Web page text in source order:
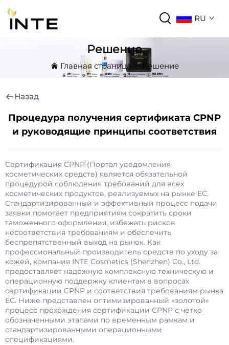
RU
Решение
Главная страница > Решение
Назад
Процедура получения сертификата CPNP
и руководящие принципы соответствия
Сертификация CPNP (Портал уведомления
косметических средств) является обязательной
процедурой соблюдения требований для всех
косметических продуктов, реализуемых на рынке ЕС.
Стандартизированный и эффективный процесс подачи
заявки помогает предприятиям сократить сроки
таможенного оформления, избежать рисков
несоответствия требованиям и обеспечить
беспрепятственный выход на рынок. Как
профессиональный производитель средств по уходу за
кожей, компания INTE Cosmetics (Shenzhen) Co., Ltd.
предоставляет надёжную комплексную техническую и
операционную поддержку клиентам в вопросах
сертификации CPNP и соответствия требованиям рынка
ЕС. Ниже представлен оптимизированный «золотой»
процесс прохождения сертификации CPNP с чётко
обозначенными этапами по временным рамкам и
стандартизированными операционными
спецификациями.